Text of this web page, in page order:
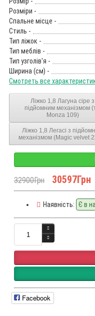
Розміри -
Спальне місце -
Стиль -
Тип ліжок -
Тип меблів -
Тип узголів'я -
Ширина (см) -
Смотреть все
Ліжко 1,8 Лагуна сіре з
підйомним механізмом
Monza 109)
Ліжко 1,8 Легасі з
механізмом (Magic velvet
32900Грн 30597Грн
Наявність: Є в
Facebook